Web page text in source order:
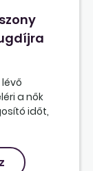
a nők
időt,